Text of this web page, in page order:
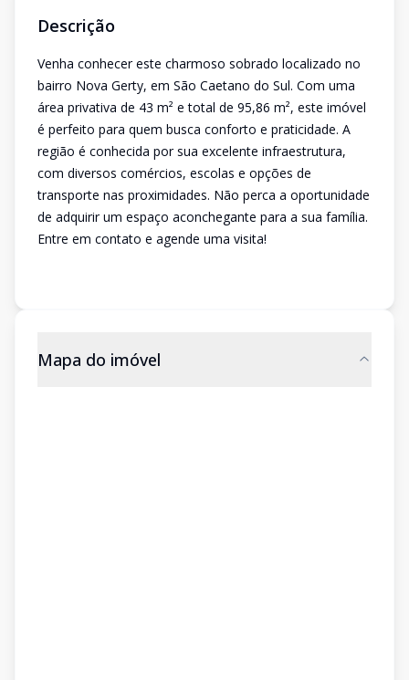
Descrição
Venha conhecer este charmoso sobrado localizado no
bairro Nova Gerty, em São Caetano do Sul. Com uma
área privativa de 43 m² e total de 95,86 m², este imóvel
é perfeito para quem busca conforto e praticidade. A
região é conhecida por sua excelente infraestrutura,
com diversos comércios, escolas e opções de
transporte nas proximidades. Não perca a oportunidade
de adquirir um espaço aconchegante para a sua família.
Entre em contato e agende uma visita!
Mapa do imóvel